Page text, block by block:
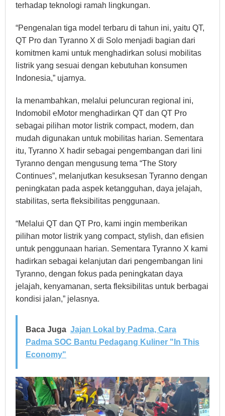
terhadap teknologi ramah lingkungan.
“Pengenalan tiga model terbaru di tahun ini, yaitu QT,
QT Pro dan Tyranno X di Solo menjadi bagian dari
komitmen kami untuk menghadirkan solusi mobilitas
listrik yang sesuai dengan kebutuhan konsumen
Indonesia,” ujarnya.
Ia menambahkan, melalui peluncuran regional ini,
Indomobil eMotor menghadirkan QT dan QT Pro
sebagai pilihan motor listrik compact, modern, dan
mudah digunakan untuk mobilitas harian. Sementara
itu, Tyranno X hadir sebagai pengembangan dari lini
Tyranno dengan mengusung tema “The Story
Continues”, melanjutkan kesuksesan Tyranno dengan
peningkatan pada aspek ketangguhan, daya jelajah,
stabilitas, serta fleksibilitas penggunaan.
“Melalui QT dan QT Pro, kami ingin memberikan
pilihan motor listrik yang compact, stylish, dan efisien
untuk penggunaan harian. Sementara Tyranno X kami
hadirkan sebagai kelanjutan dari pengembangan lini
Tyranno, dengan fokus pada peningkatan daya
jelajah, kenyamanan, serta fleksibilitas untuk berbagai
kondisi jalan,” jelasnya.
Baca Juga Jajan Lokal by Padma, Cara
Padma SOC Bantu Pedagang Kuliner "In This
Economy"